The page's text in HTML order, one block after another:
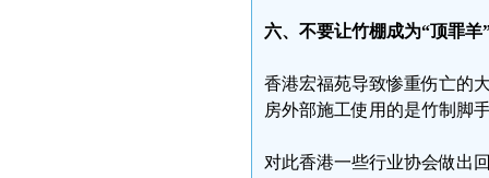
六、不要让竹棚成为“顶罪羊
香港宏福苑导致惨重伤亡的
房外部施工使用的是竹制脚
对此香港一些行业协会做出